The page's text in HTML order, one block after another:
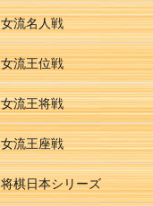
女流名人戦
女流王位戦
女流王将戦
女流王座戦
将棋日本シリーズ